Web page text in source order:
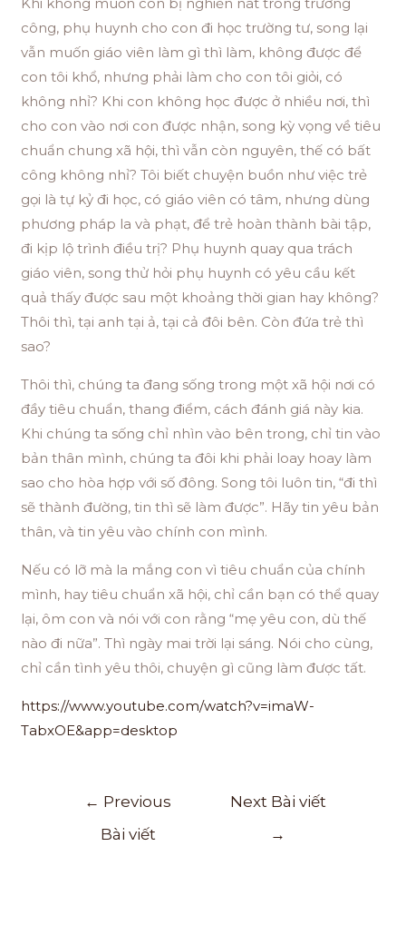
công, phụ huynh cho con đi học trường tư, song lại
vẫn muốn giáo viên làm gì thì làm, không được để
con tôi khổ, nhưng phải làm cho con tôi giỏi, có
không nhỉ? Khi con không học được ở nhiều nơi, thì
cho con vào nơi con được nhận, song kỳ vọng về tiêu
chuẩn chung xã hội, thì vẫn còn nguyên, thế có bất
công không nhỉ? Tôi biết chuyện buồn như việc trẻ
gọi là tự kỷ đi học, có giáo viên có tâm, nhưng dùng
phương pháp la và phạt, để trẻ hoàn thành bài tập,
đi kịp lộ trình điều trị? Phụ huynh quay qua trách
giáo viên, song thử hỏi phụ huynh có yêu cầu kết
quả thấy được sau một khoảng thời gian hay không?
Thôi thì, tại anh tại ả, tại cả đôi bên. Còn đứa trẻ thì
sao?
Thôi thì, chúng ta đang sống trong một xã hội nơi có
đầy tiêu chuẩn, thang điểm, cách đánh giá này kia.
Khi chúng ta sống chỉ nhìn vào bên trong, chỉ tin vào
bản thân mình, chúng ta đôi khi phải loay hoay làm
sao cho hòa hợp với số đông. Song tôi luôn tin, “đi thì
sẽ thành đường, tin thì sẽ làm được”. Hãy tin yêu bản
thân, và tin yêu vào chính con mình.
Nếu có lỡ mà la mắng con vì tiêu chuẩn của chính
mình, hay tiêu chuẩn xã hội, chỉ cần bạn có thể quay
lại, ôm con và nói với con rằng “mẹ yêu con, dù thế
nào đi nữa”. Thì ngày mai trời lại sáng. Nói cho cùng,
chỉ cần tình yêu thôi, chuyện gì cũng làm được tất.
https://www.youtube.com/watch?v=imaW-
TabxOE&app=desktop
← Previous
Bài viết
Next Bài viết
→